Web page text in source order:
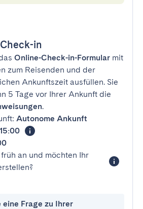
in
Online-Check-in-Formular mit
zum Reisenden und der
Ankunftszeit ausfüllen. Sie
5 Tage vor Ihrer Ankunft die
.
Autonome Ankunft
früh an und möchten Ihr
eine Frage zu Ihrer